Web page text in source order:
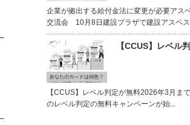
企業が拠出する給付金法に変更が必要アス
交流会 10月8日建設プラザで建設アスベ
【CCUS】レベル
【CCUS】レベル判定が無料2026年3月ま
のレベル判定の無料キャンペーンが始...